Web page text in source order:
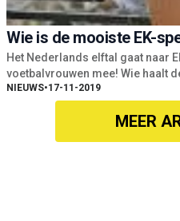
Wie is de mooiste EK-
Het Nederlands elftal gaat naar
voetbalvrouwen mee! Wie haalt
NIEUWS•17-11-2019
MEER